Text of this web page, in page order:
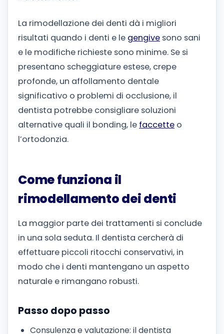
La rimodellazione dei denti dà i migliori
risultati quando i denti e le gengive sono sani
e le modifiche richieste sono minime. Se si
presentano scheggiature estese, crepe
profonde, un affollamento dentale
significativo o problemi di occlusione, il
dentista potrebbe consigliare soluzioni
alternative quali il bonding, le faccette o
l’ortodonzia.
Come funziona il
rimodellamento dei denti
La maggior parte dei trattamenti si conclude
in una sola seduta. Il dentista cercherà di
effettuare piccoli ritocchi conservativi, in
modo che i denti mantengano un aspetto
naturale e rimangano robusti.
Passo dopo passo
Consulenza e valutazione: il dentista